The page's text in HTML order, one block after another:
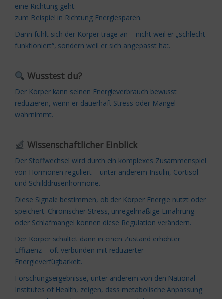
eine Richtung geht:
zum Beispiel in Richtung Energiesparen.
Dann fühlt sich der Körper träge an – nicht weil er „schlecht
funktioniert“, sondern weil er sich angepasst hat.
Wusstest du?
Der Körper kann seinen Energieverbrauch bewusst
reduzieren, wenn er dauerhaft Stress oder Mangel
wahrnimmt.
Wissenschaftlicher Einblick
Der Stoffwechsel wird durch ein komplexes Zusammenspiel
von Hormonen reguliert – unter anderem Insulin, Cortisol
und Schilddrüsenhormone.
Diese Signale bestimmen, ob der Körper Energie nutzt oder
speichert. Chronischer Stress, unregelmäßige Ernährung
oder Schlafmangel können diese Regulation verändern.
Der Körper schaltet dann in einen Zustand erhöhter
Effizienz – oft verbunden mit reduzierter
Energieverfügbarkeit.
Forschungsergebnisse, unter anderem von den National
Institutes of Health, zeigen, dass metabolische Anpassung